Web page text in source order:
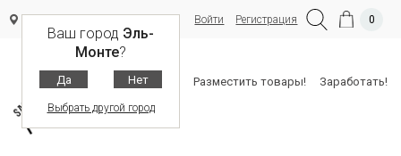
Ваш город Эль-
Монте?
Да Нет
Выбрать другой город
Войти Регистрация 0
Разместить товары! Заработать!